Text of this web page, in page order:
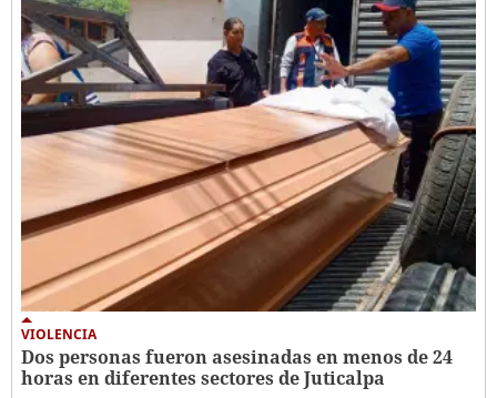
VIOLENCIA
Dos personas fueron asesinadas en menos de 24
horas en diferentes sectores de Juticalpa